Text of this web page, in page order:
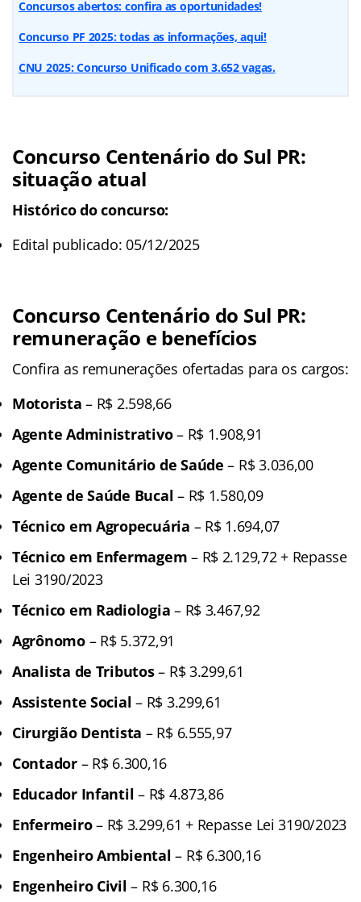
Concursos abertos: confira as oportunidades!
Concurso PF 2025: todas as informações, aqui!
CNU 2025: Concurso Unificado com 3.652 vagas.
Concurso Centenário do Sul PR:
situação atual
Histórico do concurso:
Edital publicado: 05/12/2025
Concurso Centenário do Sul PR:
remuneração e benefícios
Confira as remunerações ofertadas para os cargos:
Motorista – R$ 2.598,66
Agente Administrativo– R$ 1.908,91
Agente Comunitário de Saúde – R$ 3.036,00
Agente de Saúde Bucal – R$ 1.580,09
Técnico em Agropecuária – R$ 1.694,07
Técnico em Enfermagem – R$ 2.129,72 + Repasse
Lei 3190/2023
Técnico em Radiologia – R$ 3.467,92
Agrônomo– R$ 5.372,91
Analista de Tributos– R$ 3.299,61
Assistente Social – R$ 3.299,61
Cirurgião Dentista – R$ 6.555,97
Contador– R$ 6.300,16
Educador Infantil – R$ 4.873,86
Enfermeiro– R$ 3.299,61 + Repasse Lei 3190/2023
Engenheiro Ambiental – R$ 6.300,16
Engenheiro Civil – R$ 6.300,16